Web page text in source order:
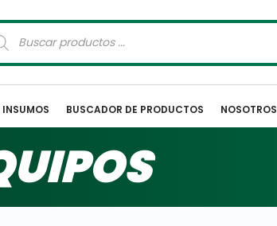
BUSCADOR DE PRODUCTOS NOSOTROS